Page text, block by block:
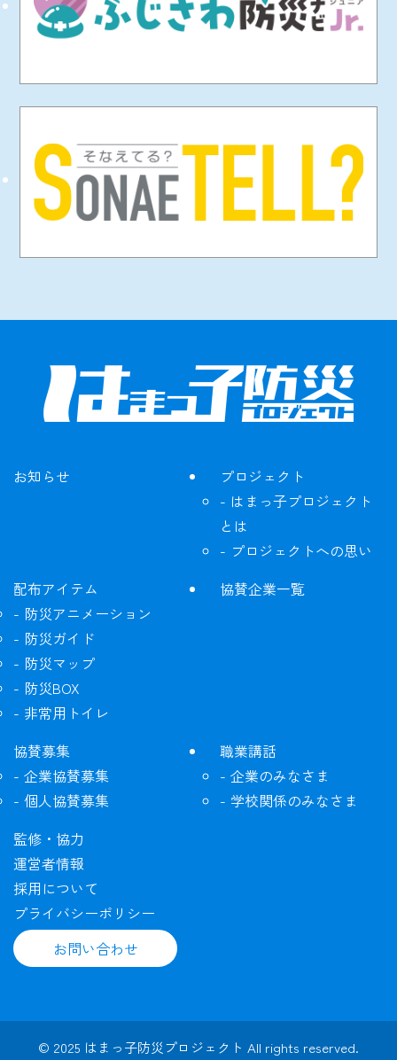
お知らせ
プロジェクト
はまっ子プロジェクト
とは
プロジェクトへの思い
配布アイテム
防災アニメーション
防災ガイド
防災マップ
防災BOX
非常用トイレ
協賛企業一覧
協賛募集
企業協賛募集
個人協賛募集
職業講話
企業のみなさま
学校関係のみなさま
監修・協力
運営者情報
採用について
プライバシーポリシー
お問い合わせ
© 2025 はまっ子防災プロジェクト All rights reserved.